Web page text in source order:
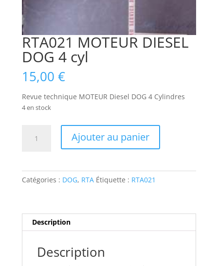
RTA021 MOTEUR DIESEL
DOG 4 cyl
15,00 €
Revue technique MOTEUR Diesel DOG 4 Cylindres
4 en stock
DIESEL
Ajouter au panier
Catégories : DOG, RTA Étiquette : RTA021
Description
Description